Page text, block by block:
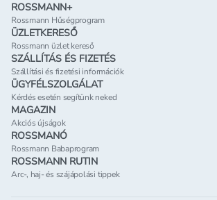
ROSSMANN+
Rossmann Hűségprogram
ÜZLETKERESŐ
Rossmann üzlet kereső
SZÁLLÍTÁS ÉS FIZETÉS
Szállítási és fizetési információk
ÜGYFÉLSZOLGÁLAT
Kérdés esetén segítünk neked
MAGAZIN
Akciós újságok
ROSSMANÓ
Rossmann Babaprogram
ROSSMANN RUTIN
Arc-, haj- és szájápolási tippek